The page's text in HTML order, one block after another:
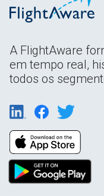
A FlightAware
em tempo real,
todos os